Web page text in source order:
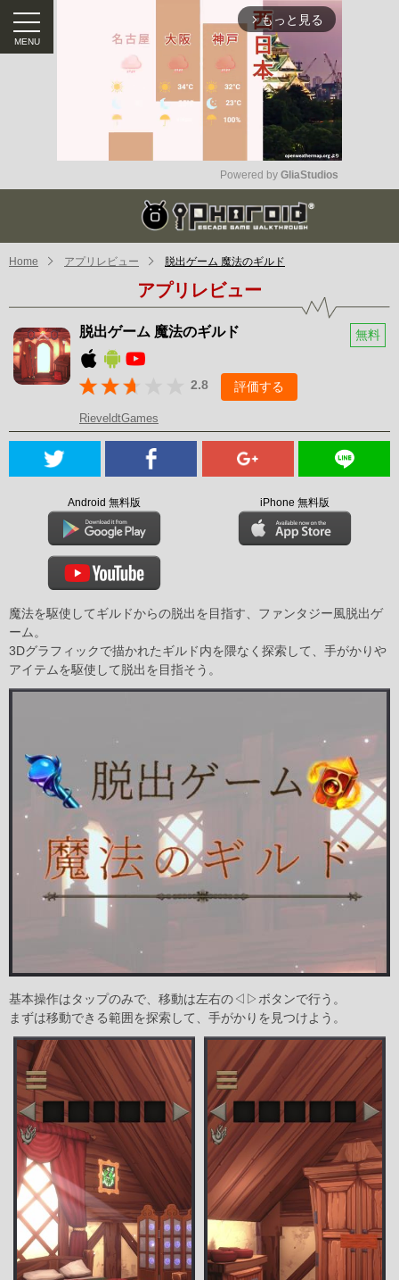
arrow_forward_ios もっと見る
Mute
Powered by GliaStudios
Home アプリレビュー 脱出ゲーム 魔法のギルド
アプリレビュー
脱出ゲーム 魔法のギルド 無料
2.8 評価する
RieveldtGames
Android 無料版 iPhone 無料版
魔法を駆使してギルドからの脱出を目指す、ファンタジー風脱出ゲ
ーム。
3Dグラフィックで描かれたギルド内を隈なく探索して、手がかりや
アイテムを駆使して脱出を目指そう。
基本操作はタップのみで、移動は左右の◁▷ボタンで行う。
まずは移動できる範囲を探索して、手がかりを見つけよう。